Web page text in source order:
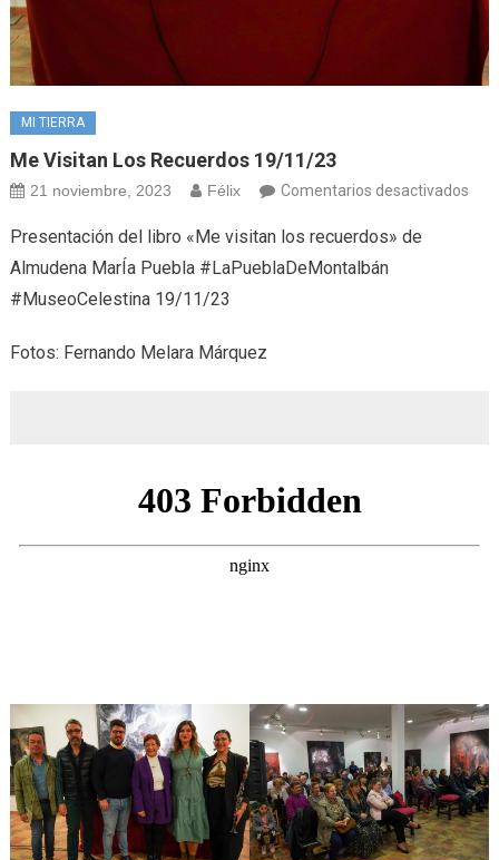
MI TIERRA
Me Visitan Los Recuerdos 19/11/23
21 noviembre, 2023 Félix Comentarios desactivadosen
Presentación del libro «Me visitan los recuerdos» de
Almudena MarÍa Puebla #LaPueblaDeMontalbán
#MuseoCelestina 19/11/23
Fotos: Fernando Melara Márquez